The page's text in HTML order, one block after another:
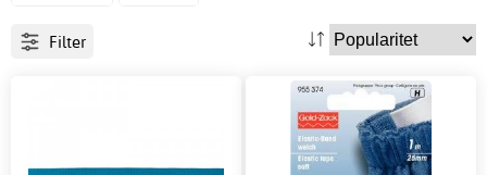
Filter